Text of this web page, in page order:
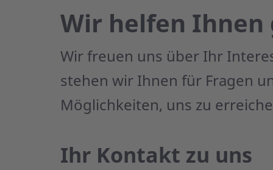
Wir helfen
Wir freuen uns über Ihr
stehen wir Ihnen für Fragen
Möglichkeiten, uns zu
Ihr Kontakt zu uns